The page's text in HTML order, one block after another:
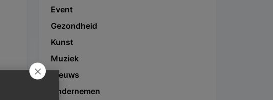
Event
Gezondheid
Kunst
Muziek
Nieuws
Ondernemen